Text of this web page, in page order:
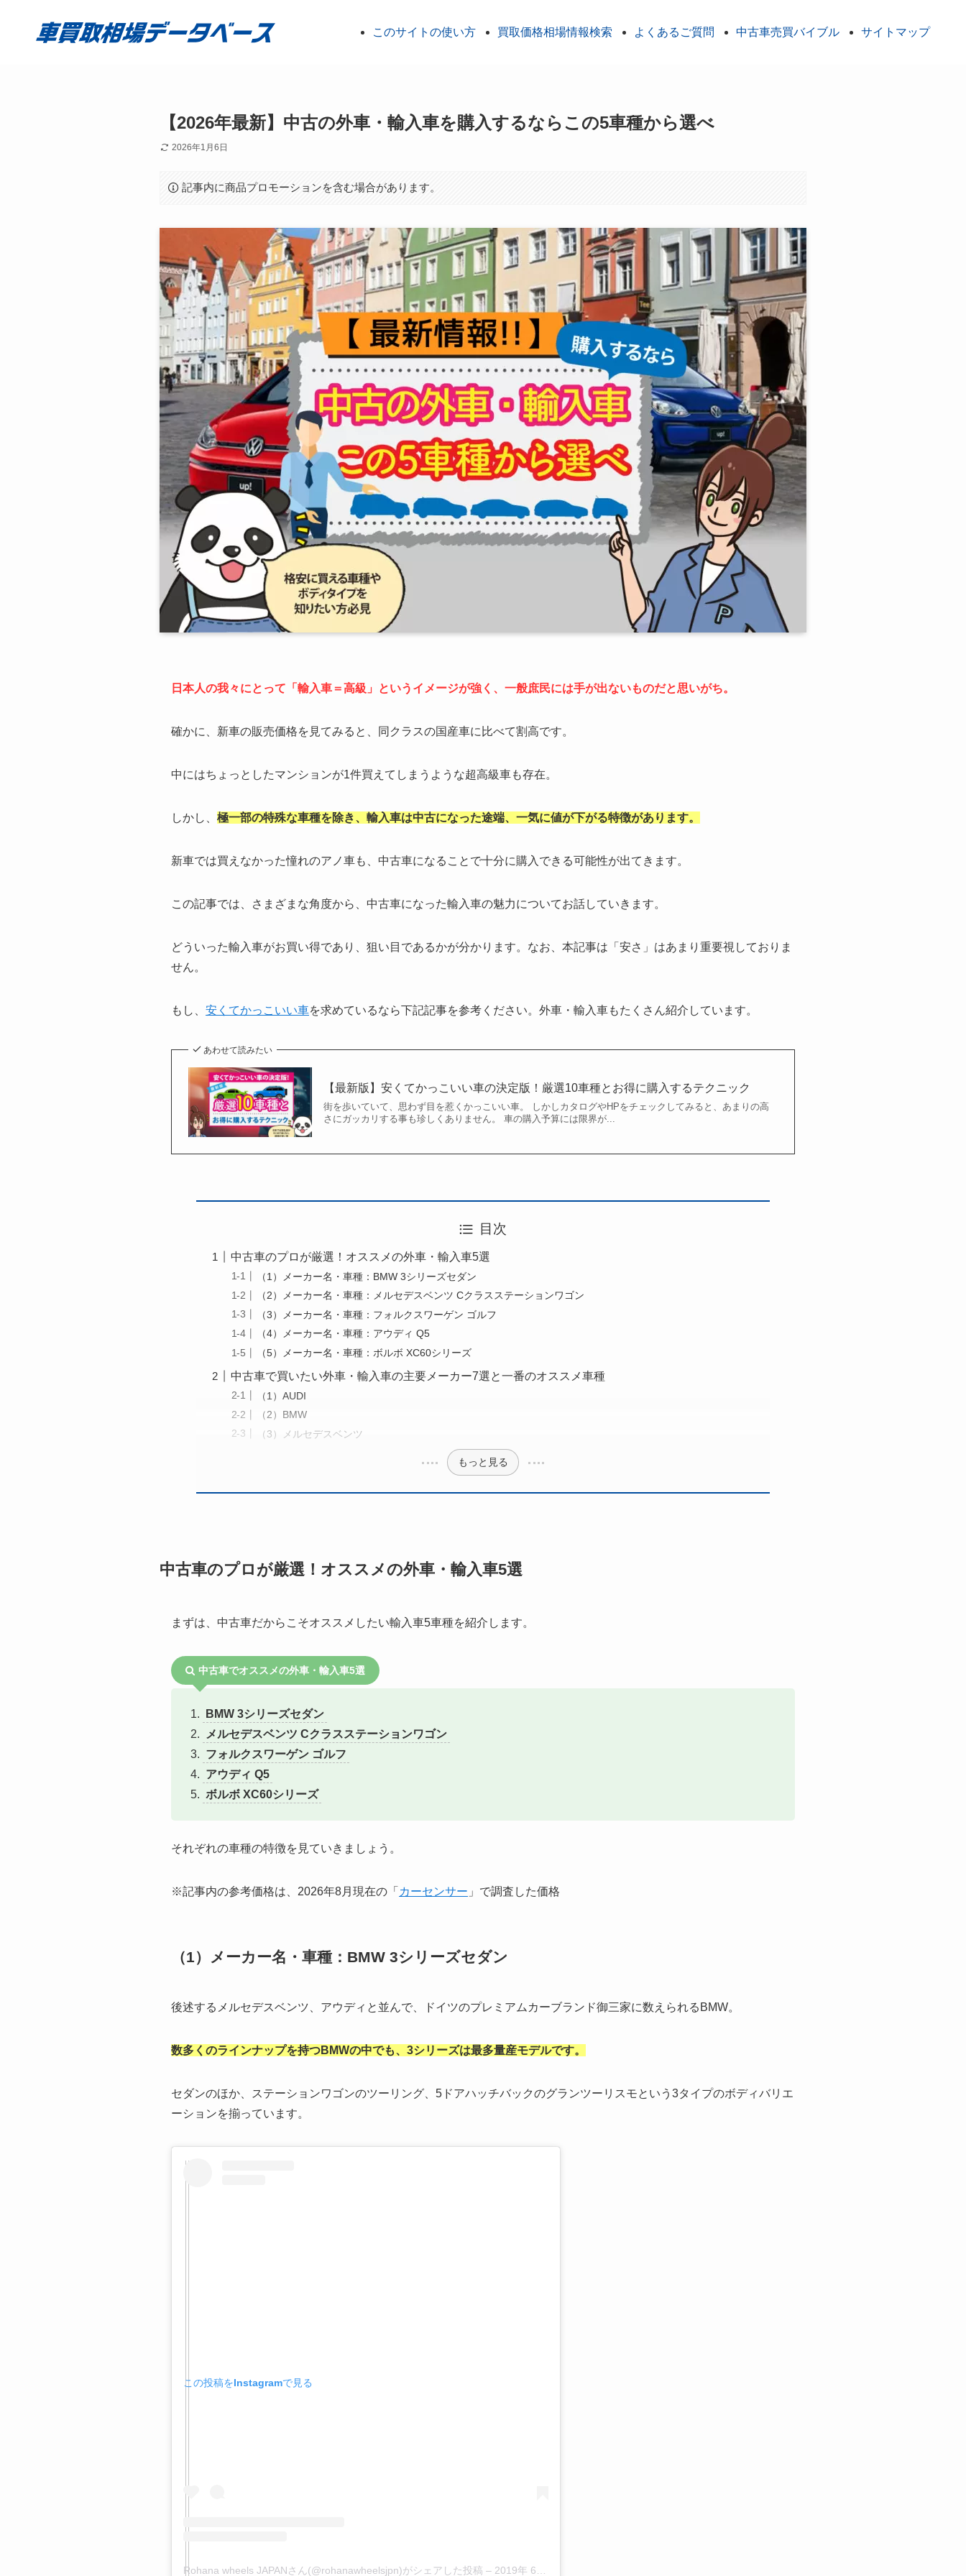
このサイトの使い方 買取価格相場情報検索 よくあるご質問 中古車売買バイブル サイトマップ
【2026年最新】中古の外車・輸入車を購入するならこの5車種から選べ
2026年1月6日
記事内に商品プロモーションを含む場合があります。
日本人の我々にとって「輸入車＝高級」というイメージが強く、一般庶民には手が出ないものだと思いがち。
確かに、新車の販売価格を見てみると、同クラスの国産車に比べて割高です。
中にはちょっとしたマンションが1件買えてしまうような超高級車も存在。
しかし、 極一部の特殊な車種を除き、輸入車は中古になった途端、一気に値が下がる特徴があります。
新車では買えなかった憧れのアノ車も、中古車になることで十分に購入できる可能性が出てきます。
この記事では、さまざまな角度から、中古車になった輸入車の魅力についてお話していきます。
どういった輸入車がお買い得であり、狙い目であるかが分かります。なお、本記事は「安さ」はあまり重要視しておりま
せん。
もし、 安くてかっこいい車を求めているなら下記記事を参考ください。外車・輸入車もたくさん紹介しています。
あわせて読みたい
【最新版】安くてかっこいい車の決定版！厳選10車種とお得に購入するテクニック
街を歩いていて、思わず目を惹くかっこいい車。 しかしカタログやHPをチェックしてみると、あまりの高
さにガッカリする事も珍しくありません。 車の購入予算には限界が...
目次
中古車のプロが厳選！オススメの外車・輸入車5選
（1）メーカー名・車種：BMW 3シリーズセダン
（2）メーカー名・車種：メルセデスベンツ Cクラスステーションワゴン
（3）メーカー名・車種：フォルクスワーゲン ゴルフ
（4）メーカー名・車種：アウディ Q5
（5）メーカー名・車種：ボルボ XC60シリーズ
中古車で買いたい外車・輸入車の主要メーカー7選と一番のオススメ車種
（1）AUDI
（2）BMW
（3）メルセデスベンツ
もっと見る
中古車のプロが厳選！オススメの外車・輸入車5選
まずは、中古車だからこそオススメしたい輸入車5車種を紹介します。
中古車でオススメの外車・輸入車5選
BMW 3シリーズセダン
メルセデスベンツ Cクラスステーションワゴン
フォルクスワーゲン ゴルフ
アウディ Q5
ボルボ XC60シリーズ
それぞれの車種の特徴を見ていきましょう。
※記事内の参考価格は、2026年8月現在の「 カーセンサー 」で調査した価格
（1）メーカー名・車種：BMW 3シリーズセダン
後述するメルセデスベンツ、アウディと並んで、ドイツのプレミアムカーブランド御三家に数えられるBMW。
数多くのラインナップを持つBMWの中でも、3シリーズは最多量産モデルです。
セダンのほか、ステーションワゴンのツーリング、5ドアハッチバックのグランツーリスモという3タイプのボディバリエ
ーションを揃っています。
この投稿をInstagramで見る
Rohana wheels JAPANさん(@rohanawheelsjpn)がシェアした投稿 – 2019年 6月月3日午後6時54分PDT